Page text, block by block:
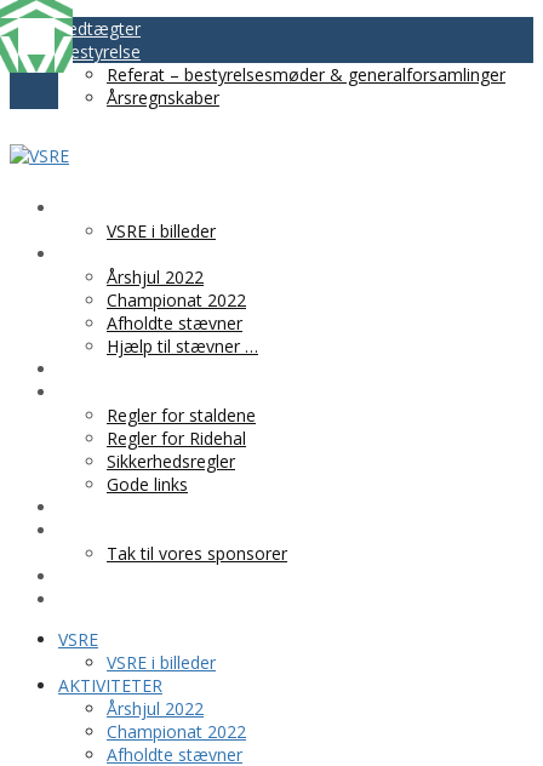
Vedtægter
Bestyrelse
Referat – bestyrelsesmøder & generalforsamlinger
Årsregnskaber
VSRE i billeder
Årshjul 2022
Championat 2022
Afholdte stævner
Hjælp til stævner …
Regler for staldene
Regler for Ridehal
Sikkerhedsregler
Gode links
Tak til vores sponsorer
VSRE
VSRE i billeder
AKTIVITETER
Årshjul 2022
Championat 2022
Afholdte stævner